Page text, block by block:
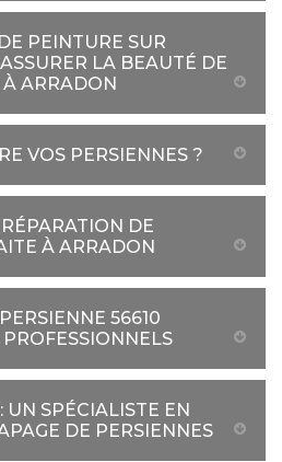
PEINTURE SUR
LA BEAUTÉ DE
ARRADON
VOS PERSIENNES ?
DE
À ARRADON
56610
SPÉCIALISTE EN
DE PERSIENNES